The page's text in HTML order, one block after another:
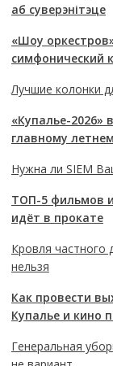
аб суверэнітэце
«Шоу
симфонический
Лучшие колонки
«Купалье-2026»
главному
Нужна ли SIEM
ТОП-5 фильмов
идёт в прокате
Кровля частного
нельзя
Как провести
Купалье и кино
Генеральная